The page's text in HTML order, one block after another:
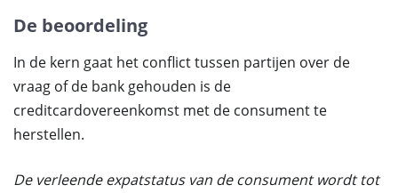
De beoordeling
In de kern gaat het conflict tussen partijen over de
vraag of de bank gehouden is de
creditcardovereenkomst met de consument te
herstellen.
De verleende expatstatus van de consument wordt tot